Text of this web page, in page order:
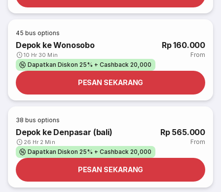
45 bus options
Depok ke Wonosobo
10 Hr 30 Min
Rp 160.000
From
Dapatkan Diskon 25% + Cashback 20,000
PESAN SEKARANG
38 bus options
Depok ke Denpasar (bali)
26 Hr 2 Min
Rp 565.000
From
Dapatkan Diskon 25% + Cashback 20,000
PESAN SEKARANG